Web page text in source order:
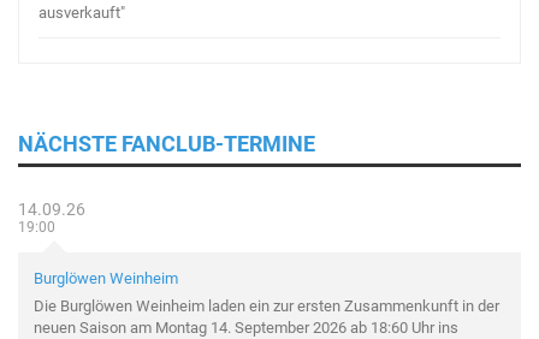
ausverkauft"
NÄCHSTE FANCLUB-TERMINE
14.09.26
19:00
Burglöwen Weinheim
Die Burglöwen Weinheim laden ein zur ersten Zusammenkunft in der
neuen Saison am Montag 14. September 2026 ab 18:60 Uhr ins